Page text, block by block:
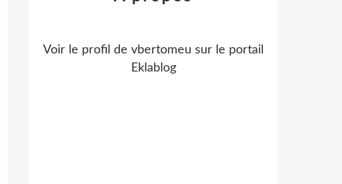
Voir le profil de vbertomeu sur le portail
Eklablog